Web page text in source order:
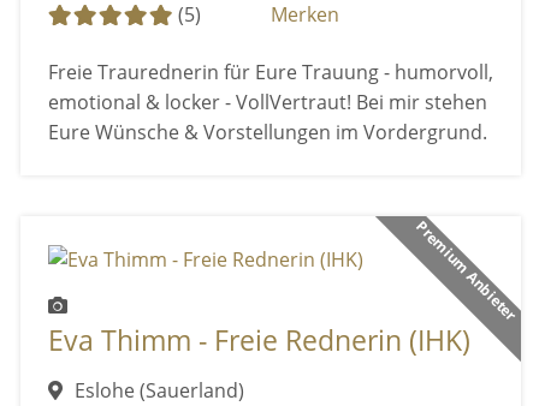
(5)
Merken
Freie Traurednerin für Eure Trauung - humorvoll,
emotional & locker - VollVertraut! Bei mir stehen
Eure Wünsche & Vorstellungen im Vordergrund.
Premium Anbieter
Eva Thimm - Freie Rednerin (IHK)
Eslohe (Sauerland)